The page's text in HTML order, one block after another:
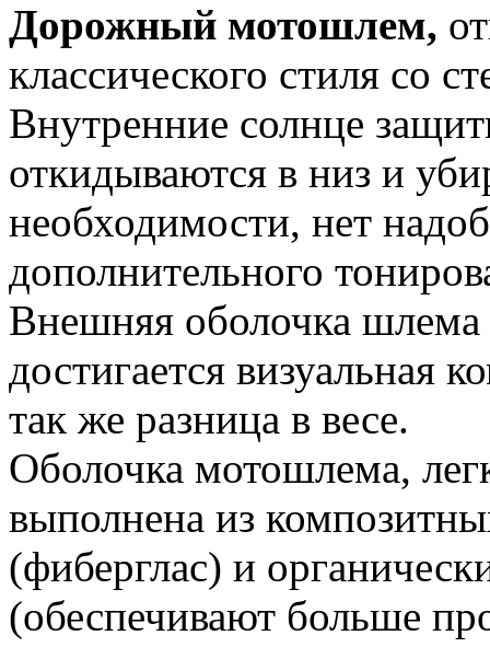
Дорожный мотошлем,
классического стиля со
Внутренние солнце
откидываются в низ и
необходимости, нет
дополнительного
Внешняя оболочка шлема
достигается визуальная
так же разница в весе.
Оболочка мотошлема,
выполнена из
(фиберглас) и
(обеспечивают больше